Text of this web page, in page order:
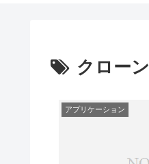
クローン
アプリケーション